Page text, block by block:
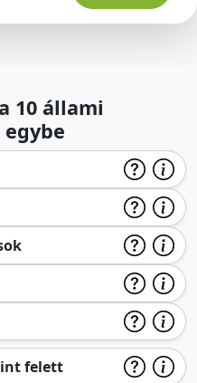
10 állami
felett